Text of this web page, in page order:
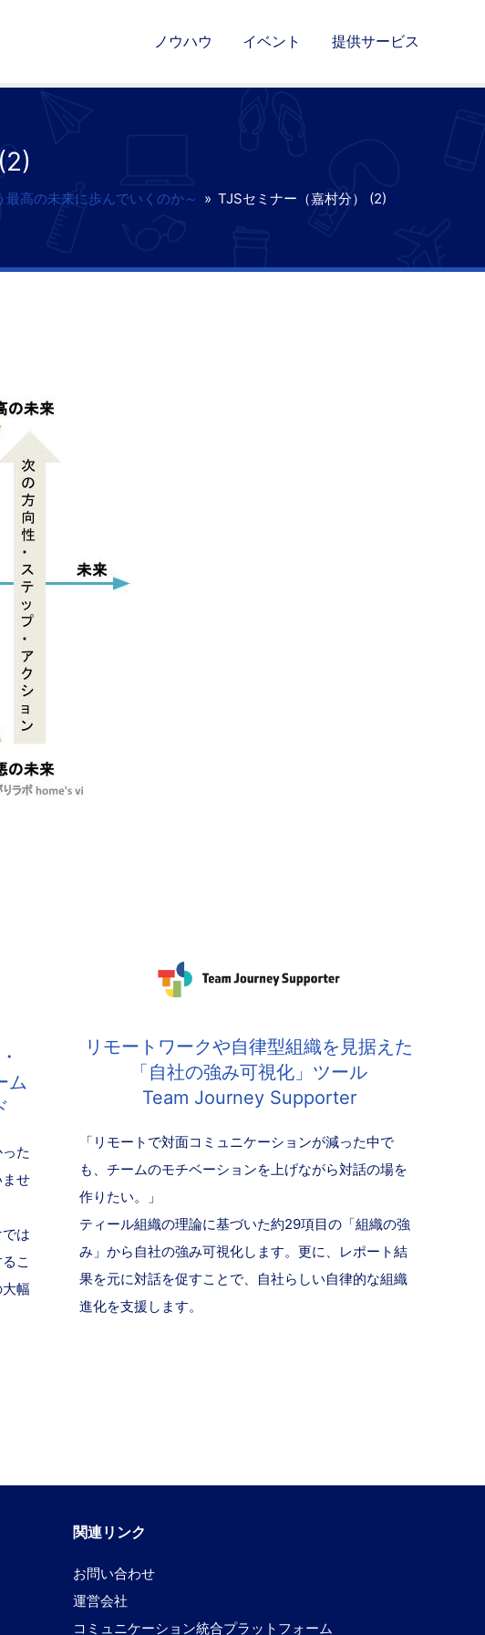
ノウハウ イベント 提供サービス
高の未来に歩んでいくのか～ » TJSセミナー（嘉村分） (2)
ム
た
せ
は
こ
幅
リモートワークや自律型組織を見据えた
「自社の強み可視化」ツール
Team Journey Supporter
「リモートで対面コミュニケーションが減った中で
も、チームのモチベーションを上げながら対話の場を
作りたい。」
ティール組織の理論に基づいた約29項目の「組織の強
み」から自社の強み可視化します。更に、レポート結
果を元に対話を促すことで、自社らしい自律的な組織
進化を支援します。
関連リンク
お問い合わせ
運営会社
コミュニケーション統合プラットフォーム